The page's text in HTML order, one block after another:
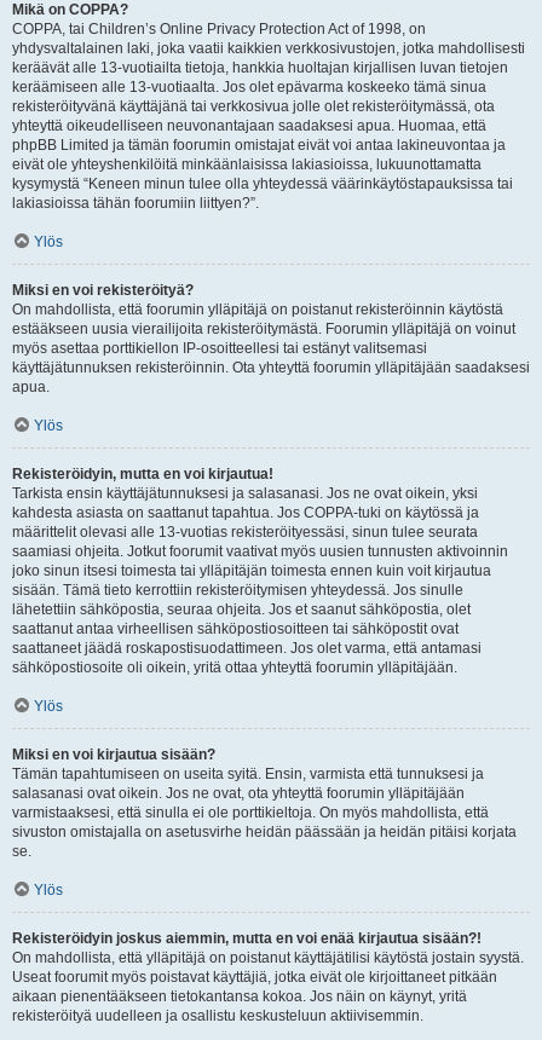
Mikä on COPPA?
COPPA, tai Children’s Online Privacy Protection Act of 1998, on
yhdysvaltalainen laki, joka vaatii kaikkien verkkosivustojen, jotka mahdollisesti
keräävät alle 13-vuotiailta tietoja, hankkia huoltajan kirjallisen luvan tietojen
keräämiseen alle 13-vuotiaalta. Jos olet epävarma koskeeko tämä sinua
rekisteröityvänä käyttäjänä tai verkkosivua jolle olet rekisteröitymässä, ota
yhteyttä oikeudelliseen neuvonantajaan saadaksesi apua. Huomaa, että
phpBB Limited ja tämän foorumin omistajat eivät voi antaa lakineuvontaa ja
eivät ole yhteyshenkilöitä minkäänlaisissa lakiasioissa, lukuunottamatta
kysymystä “Keneen minun tulee olla yhteydessä väärinkäytöstapauksissa tai
lakiasioissa tähän foorumiin liittyen?”.
Ylös
Miksi en voi rekisteröityä?
On mahdollista, että foorumin ylläpitäjä on poistanut rekisteröinnin käytöstä
estääkseen uusia vierailijoita rekisteröitymästä. Foorumin ylläpitäjä on voinut
myös asettaa porttikiellon IP-osoitteellesi tai estänyt valitsemasi
käyttäjätunnuksen rekisteröinnin. Ota yhteyttä foorumin ylläpitäjään saadaksesi
apua.
Ylös
Rekisteröidyin, mutta en voi kirjautua!
Tarkista ensin käyttäjätunnuksesi ja salasanasi. Jos ne ovat oikein, yksi
kahdesta asiasta on saattanut tapahtua. Jos COPPA-tuki on käytössä ja
määrittelit olevasi alle 13-vuotias rekisteröityessäsi, sinun tulee seurata
saamiasi ohjeita. Jotkut foorumit vaativat myös uusien tunnusten aktivoinnin
joko sinun itsesi toimesta tai ylläpitäjän toimesta ennen kuin voit kirjautua
sisään. Tämä tieto kerrottiin rekisteröitymisen yhteydessä. Jos sinulle
lähetettiin sähköpostia, seuraa ohjeita. Jos et saanut sähköpostia, olet
saattanut antaa virheellisen sähköpostiosoitteen tai sähköpostit ovat
saattaneet jäädä roskapostisuodattimeen. Jos olet varma, että antamasi
sähköpostiosoite oli oikein, yritä ottaa yhteyttä foorumin ylläpitäjään.
Ylös
Miksi en voi kirjautua sisään?
Tämän tapahtumiseen on useita syitä. Ensin, varmista että tunnuksesi ja
salasanasi ovat oikein. Jos ne ovat, ota yhteyttä foorumin ylläpitäjään
varmistaaksesi, että sinulla ei ole porttikieltoja. On myös mahdollista, että
sivuston omistajalla on asetusvirhe heidän päässään ja heidän pitäisi korjata
se.
Ylös
Rekisteröidyin joskus aiemmin, mutta en voi enää kirjautua sisään?!
On mahdollista, että ylläpitäjä on poistanut käyttäjätilisi käytöstä jostain syystä.
Useat foorumit myös poistavat käyttäjiä, jotka eivät ole kirjoittaneet pitkään
aikaan pienentääkseen tietokantansa kokoa. Jos näin on käynyt, yritä
rekisteröityä uudelleen ja osallistu keskusteluun aktiivisemmin.